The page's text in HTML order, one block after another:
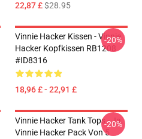
22,87 £$28.95
Vinnie Hacker Kissen - Vinnie
Hacker Kopfkissen RB1208
#ID8316
18,96 £ - 22,91 £
-20%
Vinnie Hacker Tank Tops - Ja.
Vinnie Hacker Pack Von 5
-20%